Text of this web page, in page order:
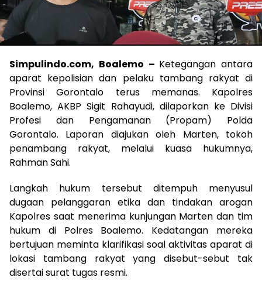
Simpulindo.com, Boalemo – Ketegangan antara
aparat kepolisian dan pelaku tambang rakyat di
Provinsi Gorontalo terus memanas. Kapolres
Boalemo, AKBP Sigit Rahayudi, dilaporkan ke Divisi
Profesi dan Pengamanan (Propam) Polda
Gorontalo. Laporan diajukan oleh Marten, tokoh
penambang rakyat, melalui kuasa hukumnya,
Rahman Sahi.
Langkah hukum tersebut ditempuh menyusul
dugaan pelanggaran etika dan tindakan arogan
Kapolres saat menerima kunjungan Marten dan tim
hukum di Polres Boalemo. Kedatangan mereka
bertujuan meminta klarifikasi soal aktivitas aparat di
lokasi tambang rakyat yang disebut-sebut tak
disertai surat tugas resmi.